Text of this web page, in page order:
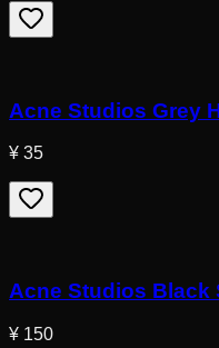
Acne Studios Grey
¥ 35
Acne Studios Black
¥ 150